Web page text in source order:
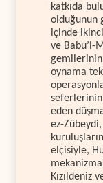
katkıda
olduğunun
içinde
ve Babu’l-
gemilerinin
oynama
eden
ez-
elçisiyle,
Kızıldeniz